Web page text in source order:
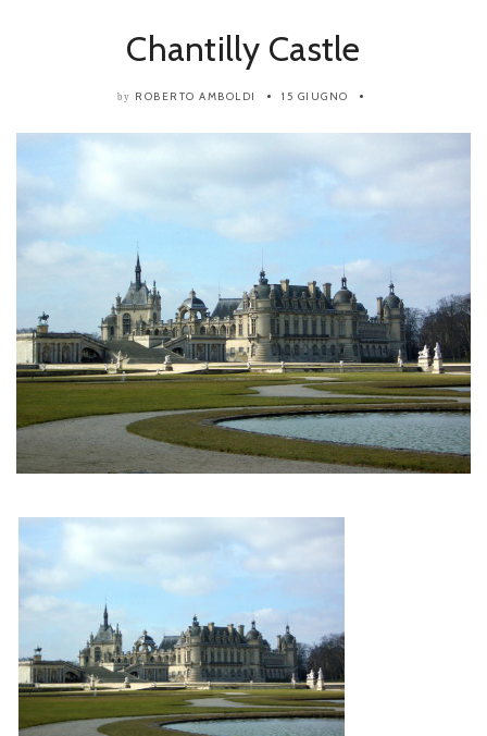
Chantilly Castle
by ROBERTO AMBOLDI 15 GIUGNO